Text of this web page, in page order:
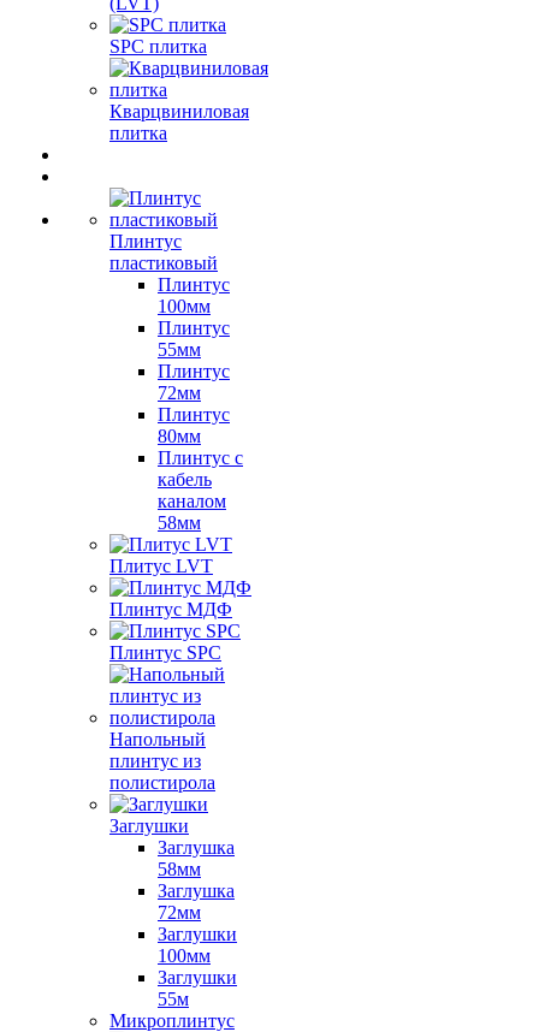
SPC плитка
Кварцвиниловая
плитка
Плинтус
пластиковый
Плинтус
100мм
Плинтус
55мм
Плинтус
72мм
Плинтус
80мм
Плинтус с
кабель
каналом
58мм
Плитус LVT
Плинтус МДФ
Плинтус SPC
Напольный
плинтус из
полистирола
Заглушки
Заглушка
58мм
Заглушка
72мм
Заглушки
100мм
Заглушки
55м
Микроплинтус